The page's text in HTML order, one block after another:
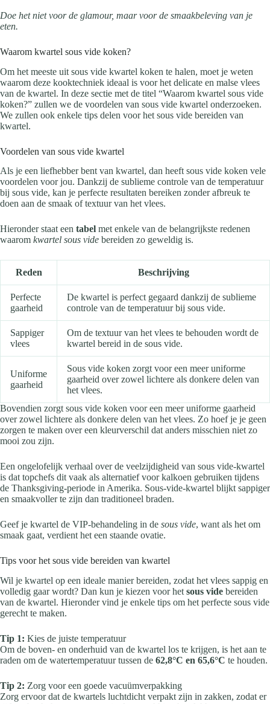
Doe het niet voor de glamour, maar voor de smaakbeleving van je
eten.
Waarom kwartel sous vide koken?
Om het meeste uit sous vide kwartel koken te halen, moet je weten
waarom deze kooktechniek ideaal is voor het delicate en malse vlees
van de kwartel. In deze sectie met de titel “Waarom kwartel sous vide
koken?” zullen we de voordelen van sous vide kwartel onderzoeken.
We zullen ook enkele tips delen voor het sous vide bereiden van
kwartel.
Voordelen van sous vide kwartel
Als je een liefhebber bent van kwartel, dan heeft sous vide koken vele
voordelen voor jou. Dankzij de sublieme controle van de temperatuur
bij sous vide, kan je perfecte resultaten bereiken zonder afbreuk te
doen aan de smaak of textuur van het vlees.
Hieronder staat een tabel met enkele van de belangrijkste redenen
waarom kwartel sous vide bereiden zo geweldig is.
Reden Beschrijving
Perfecte
gaarheid
De kwartel is perfect gegaard dankzij de sublieme
controle van de temperatuur bij sous vide.
Sappiger
vlees
Om de textuur van het vlees te behouden wordt de
kwartel bereid in de sous vide.
Uniforme
gaarheid
Sous vide koken zorgt voor een meer uniforme
gaarheid over zowel lichtere als donkere delen van
het vlees.
Bovendien zorgt sous vide koken voor een meer uniforme gaarheid
over zowel lichtere als donkere delen van het vlees. Zo hoef je je geen
zorgen te maken over een kleurverschil dat anders misschien niet zo
mooi zou zijn.
Een ongelofelijk verhaal over de veelzijdigheid van sous vide-kwartel
is dat topchefs dit vaak als alternatief voor kalkoen gebruiken tijdens
de Thanksgiving-periode in Amerika. Sous-vide-kwartel blijkt sappiger
en smaakvoller te zijn dan traditioneel braden.
Geef je kwartel de VIP-behandeling in de sous vide, want als het om
smaak gaat, verdient het een staande ovatie.
Tips voor het sous vide bereiden van kwartel
Wil je kwartel op een ideale manier bereiden, zodat het vlees sappig en
volledig gaar wordt? Dan kun je kiezen voor het sous vide bereiden
van de kwartel. Hieronder vind je enkele tips om het perfecte sous vide
gerecht te maken.
Tip 1: Kies de juiste temperatuur
Om de boven- en onderhuid van de kwartel los te krijgen, is het aan te
raden om de watertemperatuur tussen de 62,8°C en 65,6°C te houden.
Tip 2: Zorg voor een goede vacuümverpakking
Zorg ervoor dat de kwartels luchtdicht verpakt zijn in zakken, zodat er